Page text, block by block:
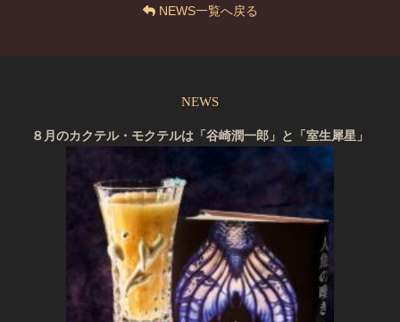
NEWS一覧へ戻る
NEWS
８月のカクテル・モクテルは「谷崎潤一郎」と「室生犀星」